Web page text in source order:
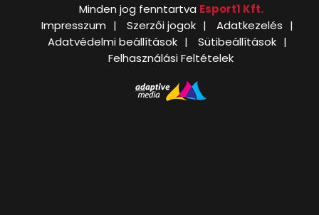
Minden jog fenntartva Esport1 Kft.
Impresszum
Szerzői jogok
Adatkezelés
Adatvédelmi beállítások
Sütibeállítások
Felhasználási Feltételek